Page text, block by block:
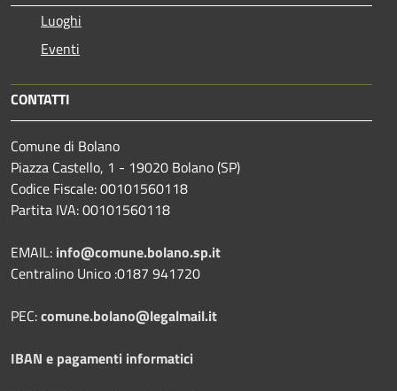
Luoghi
Eventi
CONTATTI
Comune di Bolano
Piazza Castello, 1 - 19020 Bolano (SP)
Codice Fiscale: 00101560118
Partita IVA: 00101560118
EMAIL: info@comune.bolano.sp.it
Centralino Unico :0187 941720
PEC:comune.bolano@legalmail.it
IBAN e pagamenti informatici